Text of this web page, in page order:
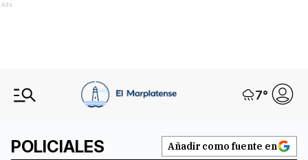
Ads
7°
POLICIALES Añadir como fuente en